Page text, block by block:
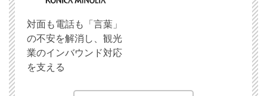
対面も電話も「言葉」
の不安を解消し、観光
業のインバウンド対応
を支える